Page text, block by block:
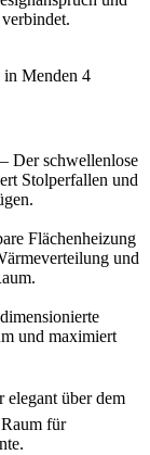
– Der schwellenlose
Stolperfallen und
Flächenheizung
und
und maximiert
elegant über dem
für